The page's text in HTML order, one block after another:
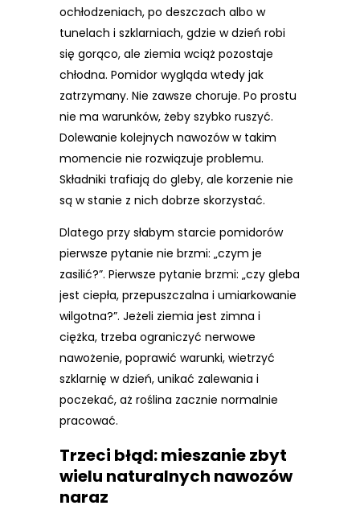
ochłodzeniach, po deszczach albo w
tunelach i szklarniach, gdzie w dzień robi
się gorąco, ale ziemia wciąż pozostaje
chłodna. Pomidor wygląda wtedy jak
zatrzymany. Nie zawsze choruje. Po prostu
nie ma warunków, żeby szybko ruszyć.
Dolewanie kolejnych nawozów w takim
momencie nie rozwiązuje problemu.
Składniki trafiają do gleby, ale korzenie nie
są w stanie z nich dobrze skorzystać.
Dlatego przy słabym starcie pomidorów
pierwsze pytanie nie brzmi: „czym je
zasilić?”. Pierwsze pytanie brzmi: „czy gleba
jest ciepła, przepuszczalna i umiarkowanie
wilgotna?”. Jeżeli ziemia jest zimna i
ciężka, trzeba ograniczyć nerwowe
nawożenie, poprawić warunki, wietrzyć
szklarnię w dzień, unikać zalewania i
poczekać, aż roślina zacznie normalnie
pracować.
Trzeci błąd: mieszanie zbyt
wielu naturalnych nawozów
naraz